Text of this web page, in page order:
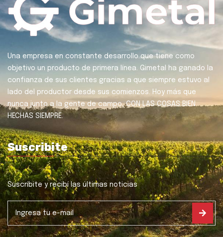
Una empresa en constante desarrollo que tiene como
objetivo un producto de primera línea. Gimetal ha ganado la
confianza de sus clientes gracias a que siempre estuvo al
lado del productor desde sus comienzos. Hoy más que
nunca junto a la gente de campo, CON LAS COSAS BIEN
HECHAS SIEMPRE.
Suscribite
Suscribite y recibí las últimas noticias